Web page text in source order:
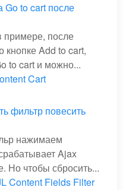
Go to cart после
примере, после
кнопке Add to cart,
to cart и можно...
Cart
фильтр повесить
нажимаем
Ajax
Но чтобы сбросить...
Content Fields Filter